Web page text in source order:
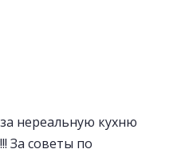
нереальную кухню
За советы по